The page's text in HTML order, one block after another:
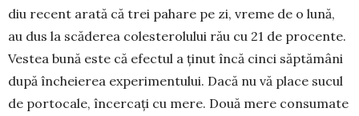
diu recent arată că trei pahare pe zi, vre­me de o lu­nă,
au dus la scă­derea co­les­te­ro­­lu­lui rău cu 21 de pro­cen­te.
Ves­tea bu­nă este că e­fec­tul a ținut în­că cinci săp­tămâni
du­pă înche­ie­rea ex­peri­men­tului. Dacă nu vă place sucul
de por­­tocale, încercați cu mere. Două mere consu­mate